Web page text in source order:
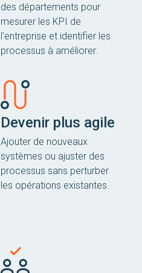
des départements pour
mesurer les KPI de
l'entreprise et identifier les
processus à améliorer.
Devenir plus agile
Ajouter de nouveaux
systèmes ou ajuster des
processus sans perturber
les opérations existantes.